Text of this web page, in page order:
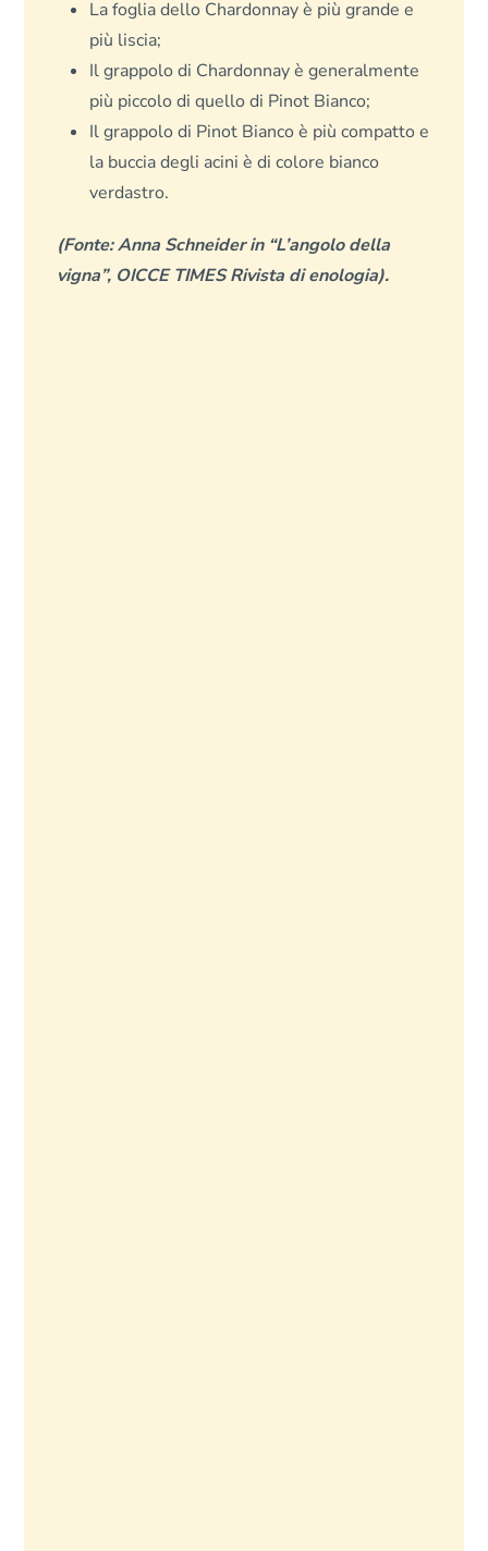
La foglia dello Chardonnay è più grande e
più liscia;
Il grappolo di Chardonnay è generalmente
più piccolo di quello di Pinot Bianco;
Il grappolo di Pinot Bianco è più compatto e
la buccia degli acini è di colore bianco
verdastro.
(Fonte: Anna Schneider in “L’angolo della
vigna”, OICCE TIMES Rivista di enologia).